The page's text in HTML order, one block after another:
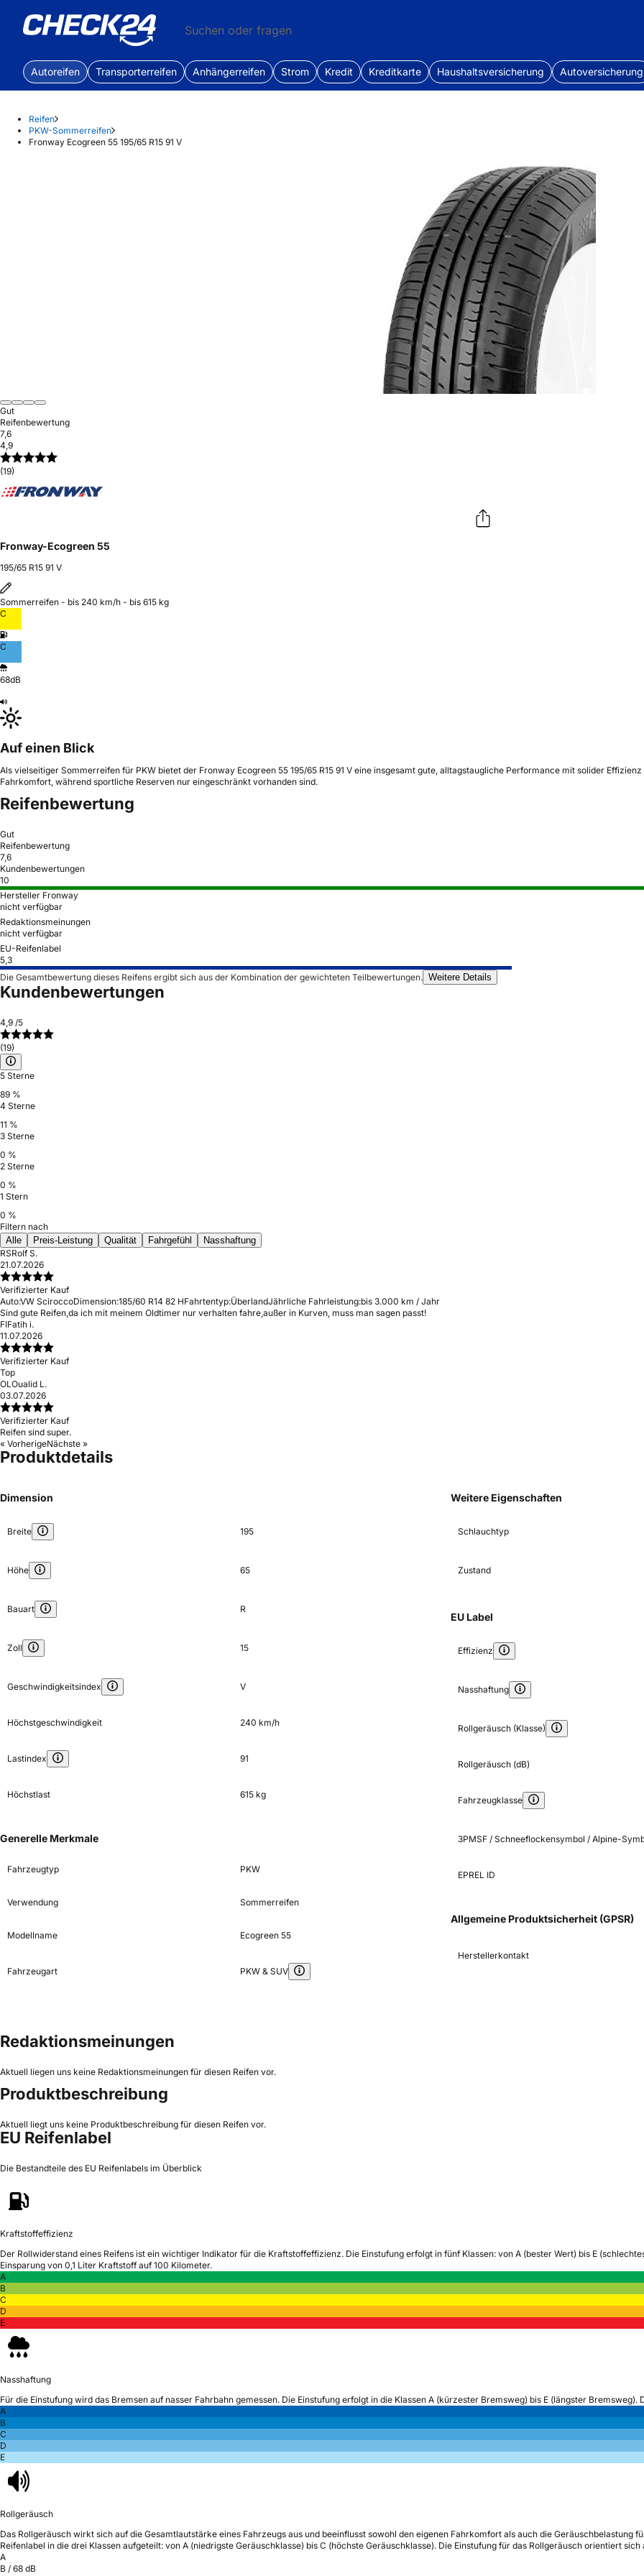
Suchen oder fragen
Autoreifen Transporterreifen Anhängerreifen Strom Kredit Kreditkarte Haushaltsversicherung Autoversicherung
Reifen
PKW-Sommerreifen
Fronway Ecogreen 55 195/65 R15 91 V
Gut
Reifenbewertung
7,6
4,9
(19)
Fronway-Ecogreen 55
195/65 R15 91 V
Sommerreifen - bis 240 km/h - bis 615 kg
C
C
68dB
Auf einen Blick
Als vielseitiger Sommerreifen für PKW bietet der Fronway Ecogreen 55 195/65 R15 91 V eine insgesamt gute, alltagstaugliche Performance mit solider
Fahrkomfort, während sportliche Reserven nur eingeschränkt vorhanden sind.
Reifenbewertung
Gut
Reifenbewertung
7,6
Kundenbewertungen
10
Hersteller Fronway
nicht verfügbar
Redaktionsmeinungen
nicht verfügbar
EU-Reifenlabel
5,3
Die Gesamtbewertung dieses Reifens ergibt sich aus der Kombination der gewichteten Teilbewertungen. Weitere Details
Kundenbewertungen
4,9 /5
(19)
5 Sterne
89 %
4 Sterne
11 %
3 Sterne
0 %
2 Sterne
0 %
1 Stern
0 %
Filtern nach
Alle
Preis-Leistung Qualität Fahrgefühl
Nasshaftung
RSRolf S.
21.07.2026
Verifizierter Kauf
Auto:VW SciroccoDimension:185/60 R14 82 HFahrtentyp:ÜberlandJährliche Fahrleistung:bis 3.000 km / Jahr
Sind gute Reifen,da ich mit meinem Oldtimer nur verhalten fahre,außer in Kurven, muss man sagen passt!
FIFatih i.
11.07.2026
Verifizierter Kauf
Top
OL Oualid L.
03.07.2026
Verifizierter Kauf
Reifen sind super.
« VorherigeNächste »
Produktdetails
Dimension
Breite 195
Höhe 65
Bauart R
Zoll 15
Geschwindigkeitsindex V
Höchstgeschwindigkeit 240 km/h
Lastindex 91
Höchstlast 615 kg
Generelle Merkmale
Fahrzeugtyp PKW
Verwendung Sommerreifen
Modellname Ecogreen 55
Fahrzeugart PKW & SUV
Weitere Eigenschaften
Schlauchtyp
Zustand
EU Label
Effizienz
Nasshaftung
Rollgeräusch (Klasse)
Rollgeräusch (dB)
Fahrzeugklasse
3PMSF / Schneeflockensymbol / Alpine-
EPREL ID
Allgemeine Produktsicherheit (GPSR)
Herstellerkontakt
Redaktionsmeinungen
Aktuell liegen uns keine Redaktionsmeinungen für diesen Reifen vor.
Produktbeschreibung
Aktuell liegt uns keine Produktbeschreibung für diesen Reifen vor.
EU Reifenlabel
Die Bestandteile des EU Reifenlabels im Überblick
Kraftstoffeffizienz
Der Rollwiderstand eines Reifens ist ein wichtiger Indikator für die Kraftstoffeffizienz. Die Einstufung erfolgt in fünf Klassen: von A (bester Wert) bis E
Einsparung von 0,1 Liter Kraftstoff auf 100 Kilometer.
A
B
C
D
E
Nasshaftung
Für die Einstufung wird das Bremsen auf nasser Fahrbahn gemessen. Die Einstufung erfolgt in die Klassen A (kürzester Bremsweg) bis E (längster
A
B
C
D
E
Rollgeräusch
Das Rollgeräusch wirkt sich auf die Gesamtlautstärke eines Fahrzeugs aus und beeinflusst sowohl den eigenen Fahrkomfort als auch die Geräuschbelastung
Reifenlabel in die drei Klassen aufgeteilt: von A (niedrigste Geräuschklasse) bis C (höchste Geräuschklasse). Die Einstufung für das Rollgeräusch orientiert sich
A
B / 68 dB